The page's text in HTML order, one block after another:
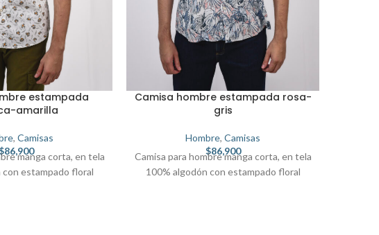
estampada
amarilla
, Camisas
86,900manga corta, en tela
con estampado floral
Camisa hombre estampada rosa-
gris
Hombre, Camisas
$86,900
Camisa para hombre manga corta, en tela
100% algodón con estampado floral